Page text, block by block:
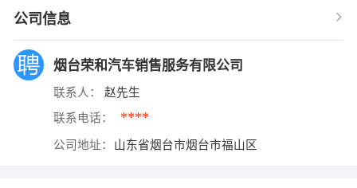
公司信息
烟台荣和汽车销售服务有限公司
联系人： 赵先生
联系电话： ****
公司地址： 山东省烟台市烟台市福山区